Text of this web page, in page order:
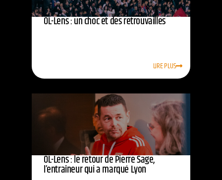
OL-Lens : un choc et des retrouvailles
LIRE PLUS
OL-Lens : le retour de Pierre Sage,
l’entraîneur qui a marqué Lyon